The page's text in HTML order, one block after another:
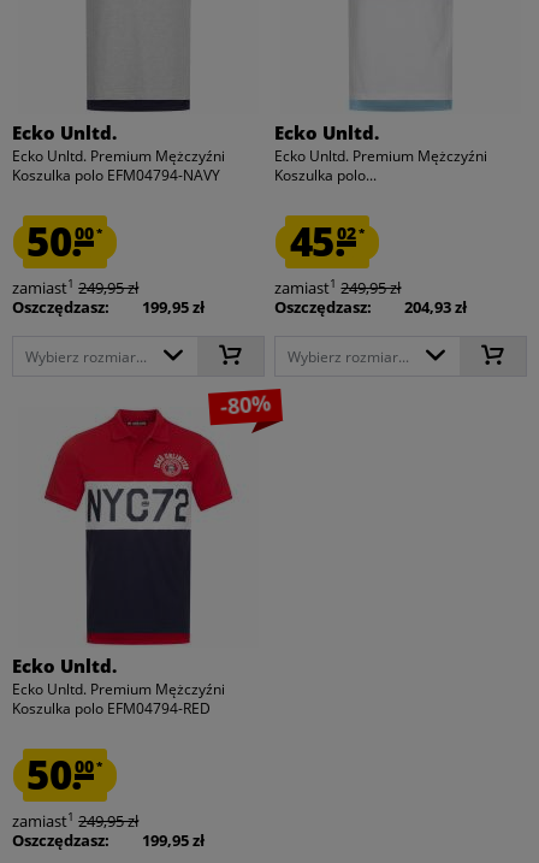
Ecko Unltd.
Ecko Unltd. Premium Mężczyźni
Koszulka polo EFM04794-NAVY
50.00*
zamiast1 249,95 zł
Oszczędzasz:
199,95 zł
Wybierz rozmiar...
Ecko Unltd.
Ecko Unltd. Premium Mężczyźni
Koszulka polo...
45.02*
zamiast1 249,95 zł
Oszczędzasz:
204,93 zł
Wybierz rozmiar...
-80%
Ecko Unltd.
Ecko Unltd. Premium Mężczyźni
Koszulka polo EFM04794-RED
50.00*
zamiast1 249,95 zł
Oszczędzasz:
199,95 zł